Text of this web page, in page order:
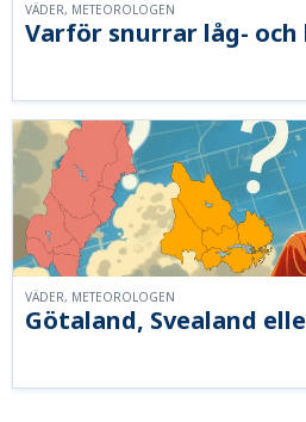
Varför snurrar låg-
VÄDER, METEOROLOGEN
Götaland, Svealand
VÄDER, METEOROLOGEN